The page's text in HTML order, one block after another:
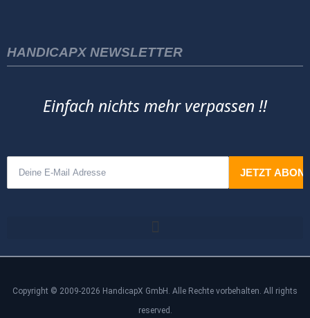
HANDICAPX NEWSLETTER
Einfach nichts mehr verpassen !!
Copyright © 2009-2026 HandicapX GmbH. Alle Rechte vorbehalten. All rights
reserved.